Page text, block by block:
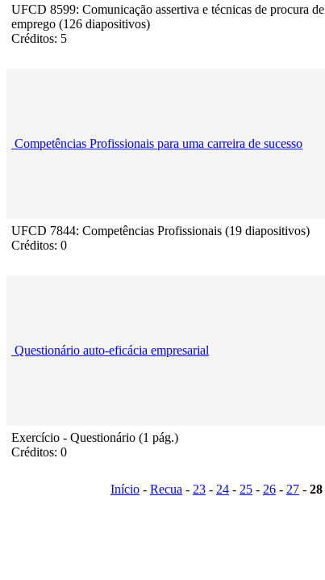
UFCD 8599: Comunicação assertiva e técnicas de procura de
emprego (126 diapositivos)
Créditos: 5
Competências Profissionais para uma carreira de sucesso
UFCD 7844: Competências Profissionais (19 diapositivos)
Créditos: 0
Questionário auto-eficácia empresarial
Exercício - Questionário (1 pág.)
Créditos: 0
Início - Recua - 23 - 24 - 25 - 26 - 27 - 28